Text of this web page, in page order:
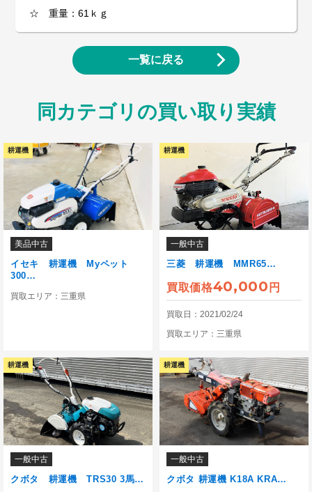
☆ 重量：61ｋｇ
一覧に戻る
同カテゴリの買い取り実績
耕運機
美品中古
イセキ 耕運機 Myペット
300…
買取エリア：三重県
耕運機
一般中古
三菱 耕運機 MMR65…
買取価格40,000 円
買取日：2021/02/24
買取エリア：三重県
耕運機
一般中古
クボタ 耕運機 TRS30 3馬…
耕運機
一般中古
クボタ 耕運機 K18A KRA…